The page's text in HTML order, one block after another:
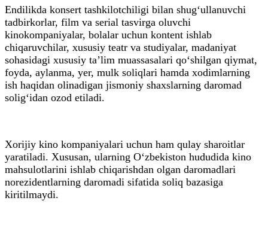
Endilikda konsert tashkilotchiligi bilan shug‘ullanuvchi
tadbirkorlar, film va serial tasvirga oluvchi
kinokompaniyalar, bolalar uchun kontent ishlab
chiqaruvchilar, xususiy teatr va studiyalar, madaniyat
sohasidagi xususiy ta’lim muassasalari qo‘shilgan qiymat,
foyda, aylanma, yer, mulk soliqlari hamda xodimlarning
ish haqidan olinadigan jismoniy shaxslarning daromad
solig‘idan ozod etiladi.
Xorijiy kino kompaniyalari uchun hаm qulay sharoitlar
yaratiladi. Xususan, ularning O‘zbekiston hududida kino
mahsulotlarini ishlab chiqarishdan olgan daromadlari
norezidentlarning daromadi sifatida soliq bazasiga
kiritilmaydi.